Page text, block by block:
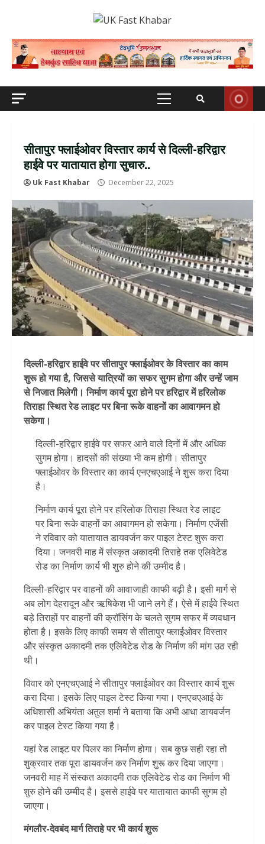
Primary
सीतापुर फ्लाईओवर विस्तार कार्य से दिल्ली-हरिद्वार
हाईवे पर यातायात होगा सुचारु..
Uk Fast Khabar December 22, 2025
दिल्ली-हरिद्वार हाईवे पर सीतापुर फ्लाईओवर के विस्तार का काम
शुरू हो गया है, जिससे यात्रियों का सफर सुगम होगा और उन्हें जाम
से निजात मिलेगी। निर्माण कार्य पूरा होने पर हरिद्वार में हरिलोक
तिराहा स्थित रेड लाइट पर बिना रूके वाहनों का आवागमन हो
सकेगा।
दिल्ली-हरिद्वार हाईवे पर सफर आने वाले दिनों में और अधिक
सुगम होगा। हादसों की संख्या भी कम होगी। सीतापुर
फ्लाईओवर के विस्तार का कार्य एनएचएआई ने शुरू करा दिया
है।
निर्माण कार्य पूरा होने पर हरिलोक तिराहा स्थित रेड लाइट
पर बिना रूके वाहनों का आवागमन हो सकेगा। निर्माण एजेंसी
ने रविवार को यातायात डायवर्जन कर पाइल टेस्ट शुरू करा
दिया। जनवरी माह में संस्कृत अकादमी तिराहे तक एलिवेटेड
रोड का निर्माण कार्य भी शुरु होने की उम्मीद है।
दिल्ली-हरिद्वार पर वाहनों की आवाजाही काफी बढ़ी है। इसी मार्ग से
अब लोग देहरादून और ऋषिकेश भी जाने लगे हैं। ऐसे में हाईवे स्थित
बड़े तिराहों पर वाहनों की क्रॉसिंग के चलते सुगम सफर में व्यवधान
होता है। इसके लिए काफी समय से सीतापुर फ्लाईओवर विस्तार
और संस्कृत अकादमी तक एलिवेटेड रोड के निर्माण की मांग उठ रही
थी।
विवार को एनएचएआई ने सीतापुर फ्लाईओवर का विस्तार कार्य शुरू
करा दिया। इसके लिए पाइल टेस्ट किया गया। एनएचएआई के
अधिशासी अभियंता अतुल शर्मा ने बताया कि अभी आधा डायवर्जन
कर पाइल टेस्ट किया गया है।
यहां रेड लाइट पर पिलर का निर्माण होगा। सब कुछ सही रहा तो
शुक्रवार तक पूरा डायवर्जन कर निर्माण शुरू कर दिया जाएगा।
जनवरी माह में संस्कत अकादमी तक एलिवेटेड रोड का निर्माण भी
शुरु होने की उम्मीद है। इससे हाईवे पर यातायात काफी सुगम हो
जाएगा।
मंगलौर-देवबंद मार्ग तिराहे पर भी कार्य शुरू